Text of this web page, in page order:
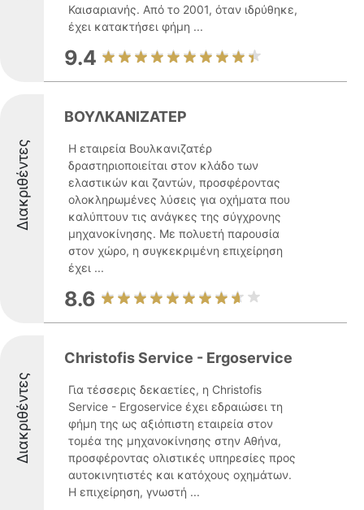
Καισαριανής. Από το 2001, όταν ιδρύθηκε,
έχει κατακτήσει φήμη ...
9.4
Διακριθέντες
ΒΟΥΛΚΑΝΙΖΑΤΕΡ
Η εταιρεία Βουλκανιζατέρ
δραστηριοποιείται στον κλάδο των
ελαστικών και ζαντών, προσφέροντας
ολοκληρωμένες λύσεις για οχήματα που
καλύπτουν τις ανάγκες της σύγχρονης
μηχανοκίνησης. Με πολυετή παρουσία
στον χώρο, η συγκεκριμένη επιχείρηση
έχει ...
8.6
Διακριθέντες
Christofis Service - Ergoservice
Για τέσσερις δεκαετίες, η Christofis
Service - Ergoservice έχει εδραιώσει τη
φήμη της ως αξιόπιστη εταιρεία στον
τομέα της μηχανοκίνησης στην Αθήνα,
προσφέροντας ολιστικές υπηρεσίες προς
αυτοκινητιστές και κατόχους οχημάτων.
Η επιχείρηση, γνωστή ...